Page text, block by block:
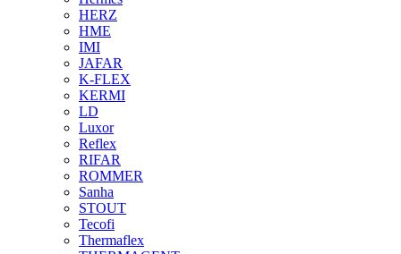
HERZ
HME
IMI
JAFAR
K-FLEX
KERMI
LD
Luxor
Reflex
RIFAR
ROMMER
Sanha
STOUT
Tecofi
Thermaflex